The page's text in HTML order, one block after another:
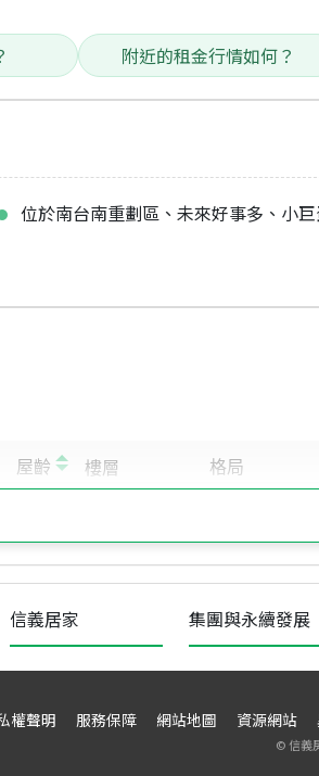
附近的租金行情如何？
位於南台南重劃區、未來好事多、小
信義居家 集團與永續發展
權聲明 服務保障 網站地圖 資源網站
©信義